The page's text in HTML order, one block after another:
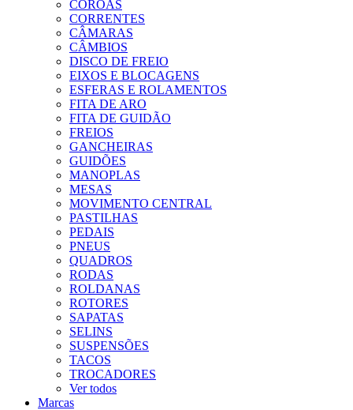
COROAS
CORRENTES
CÂMARAS
CÂMBIOS
DISCO DE FREIO
EIXOS E BLOCAGENS
ESFERAS E ROLAMENTOS
FITA DE ARO
FITA DE GUIDÃO
FREIOS
GANCHEIRAS
GUIDÕES
MANOPLAS
MESAS
MOVIMENTO CENTRAL
PASTILHAS
PEDAIS
PNEUS
QUADROS
RODAS
ROLDANAS
ROTORES
SAPATAS
SELINS
SUSPENSÕES
TACOS
TROCADORES
Ver todos
Marcas